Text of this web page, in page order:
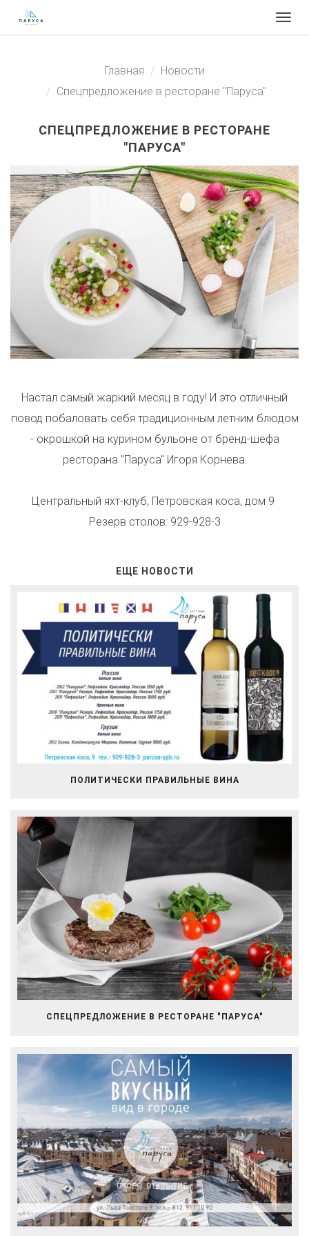
Главная
Новости
Спецпредложение в ресторане "Паруса"
СПЕЦПРЕДЛОЖЕНИЕ В РЕСТОРАНЕ
"ПАРУСА"
Настал самый жаркий месяц в году! И это отличный
повод побаловать себя традиционным летним блюдом
- окрошкой на курином бульоне от бренд-шефа
ресторана "Паруса" Игоря Корнева.
Центральный яхт-клуб, Петровская коса, дом 9
Резерв столов: 929-928-3
ЕЩЕ НОВОСТИ
ПОЛИТИЧЕСКИ ПРАВИЛЬНЫЕ ВИНА
СПЕЦПРЕДЛОЖЕНИЕ В РЕСТОРАНЕ "ПАРУСА"